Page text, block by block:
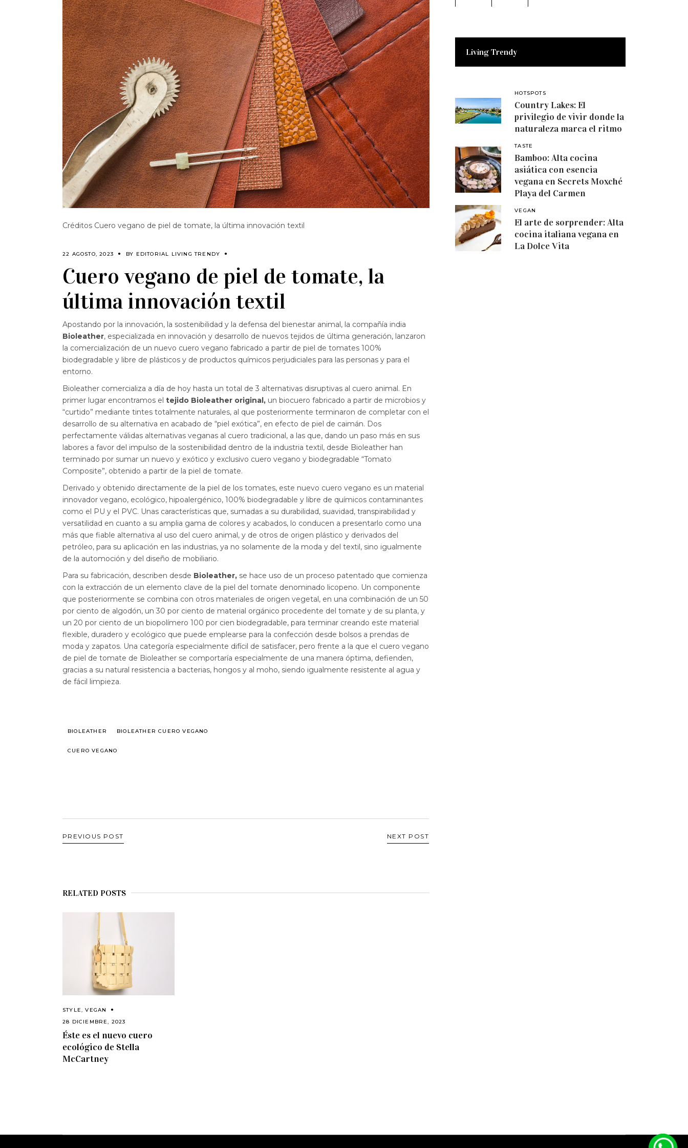
Créditos Cuero vegano de piel de tomate, la última innovación textil
22 AGOSTO, 2023 BY EDITORIAL LIVING TRENDY
Cuero vegano de piel de tomate, la
última innovación textil
Apostando por la innovación, la sostenibilidad y la defensa del bienestar animal, la compañía india
Bioleather, especializada en innovación y desarrollo de nuevos tejidos de última generación, lanzaron
la comercialización de un nuevo cuero vegano fabricado a partir de piel de tomates 100%
biodegradable y libre de plásticos y de productos químicos perjudiciales para las personas y para el
entorno.
Bioleather comercializa a día de hoy hasta un total de 3 alternativas disruptivas al cuero animal. En
primer lugar encontramos el tejido Bioleather original, un biocuero fabricado a partir de microbios y
“curtido” mediante tintes totalmente naturales, al que posteriormente terminaron de completar con el
desarrollo de su alternativa en acabado de “piel exótica”, en efecto de piel de caimán. Dos
perfectamente válidas alternativas veganas al cuero tradicional, a las que, dando un paso más en sus
labores a favor del impulso de la sostenibilidad dentro de la industria textil, desde Bioleather han
terminado por sumar un nuevo y exótico y exclusivo cuero vegano y biodegradable “Tomato
Composite”, obtenido a partir de la piel de tomate.
Derivado y obtenido directamente de la piel de los tomates, este nuevo cuero vegano es un material
innovador vegano, ecológico, hipoalergénico, 100% biodegradable y libre de químicos contaminantes
como el PU y el PVC. Unas características que, sumadas a su durabilidad, suavidad, transpirabilidad y
versatilidad en cuanto a su amplia gama de colores y acabados, lo conducen a presentarlo como una
más que fiable alternativa al uso del cuero animal, y de otros de origen plástico y derivados del
petróleo, para su aplicación en las industrias, ya no solamente de la moda y del textil, sino igualmente
de la automoción y del diseño de mobiliario.
Para su fabricación, describen desde Bioleather, se hace uso de un proceso patentado que comienza
con la extracción de un elemento clave de la piel del tomate denominado licopeno. Un componente
que posteriormente se combina con otros materiales de origen vegetal, en una combinación de un 50
por ciento de algodón, un 30 por ciento de material orgánico procedente del tomate y de su planta, y
un 20 por ciento de un biopolímero 100 por cien biodegradable, para terminar creando este material
flexible, duradero y ecológico que puede emplearse para la confección desde bolsos a prendas de
moda y zapatos. Una categoría especialmente difícil de satisfacer, pero frente a la que el cuero vegano
de piel de tomate de Bioleather se comportaría especialmente de una manera óptima, defienden,
gracias a su natural resistencia a bacterias, hongos y al moho, siendo igualmente resistente al agua y
de fácil limpieza.
BIOLEATHER BIOLEATHER CUERO VEGANO
CUERO VEGANO
PREVIOUS POST NEXT POST
RELATED POSTS
STYLE,VEGAN
28 DICIEMBRE, 2023
Éste es el nuevo cuero
ecológico de Stella
McCartney
Living Trendy
HOTSPOTS
Country Lakes: El
privilegio de vivir donde la
naturaleza marca el ritmo
TASTE
Bamboo: Alta cocina
asiática con esencia
vegana en Secrets Moxché
Playa del Carmen
VEGAN
El arte de sorprender: Alta
cocina italiana vegana en
La Dolce Vita